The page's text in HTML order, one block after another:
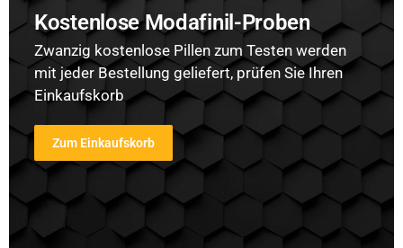
Kostenlose Modafinil-Proben
Zwanzig kostenlose Pillen zum Testen werden
mit jeder Bestellung geliefert, prüfen Sie Ihren
Einkaufskorb
Zum Einkaufskorb